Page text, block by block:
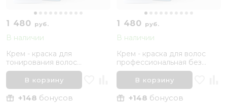
1 480 руб.
В наличии
Крем - краска для
тонирования волос
профессиональная без
аммиака Inebrya Bionic Color
Тонер Серебристый, 100 мл
В корзину
+148 бонусов
1 480 руб.
В наличии
Крем - краска для волос
профессиональная без
аммиака Inebrya Bionic Color
5/3 Светлый каштановый
Золотистый, 100 мл
В корзину
+148 бонусов